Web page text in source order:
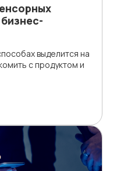
выделится на
с продуктом и